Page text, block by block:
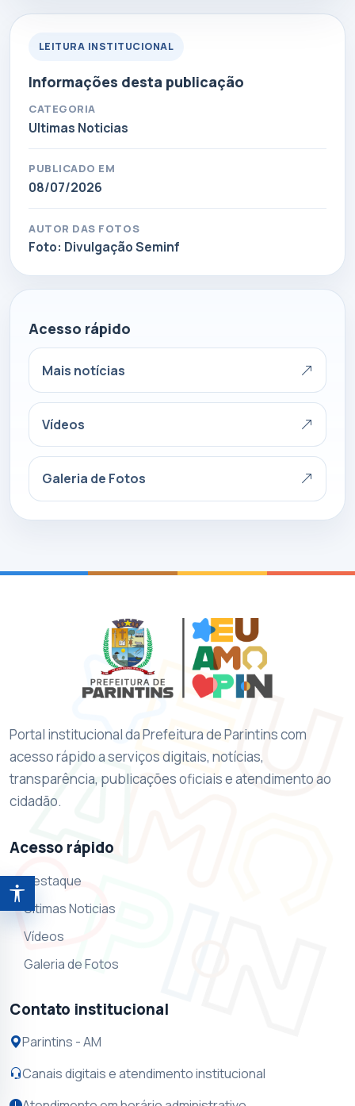
Abrir ferramentas de acessibilidade
LEITURA INSTITUCIONAL
Informações desta publicação
CATEGORIA
Ultimas Noticias
PUBLICADO EM
08/07/2026
AUTOR DAS FOTOS
Foto: Divulgação Seminf
Acesso rápido
Mais notícias
Vídeos
Galeria de Fotos
Portal institucional da Prefeitura de Parintins com
acesso rápido a serviços digitais, notícias,
transparência, publicações oficiais e atendimento ao
cidadão.
Acesso rápido
Destaque
Ultimas Noticias
Vídeos
Galeria de Fotos
Contato institucional
Parintins - AM
Canais digitais e atendimento institucional